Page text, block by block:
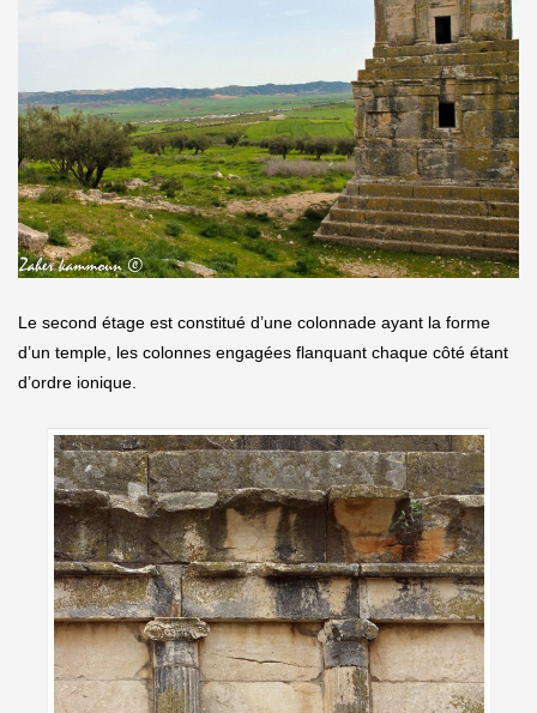
Le second étage est constitué d’une colonnade ayant la forme
d’un temple, les colonnes engagées flanquant chaque côté étant
d’ordre ionique.